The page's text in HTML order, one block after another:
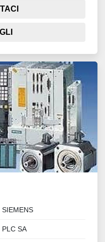
SIEMENS
PLC SA